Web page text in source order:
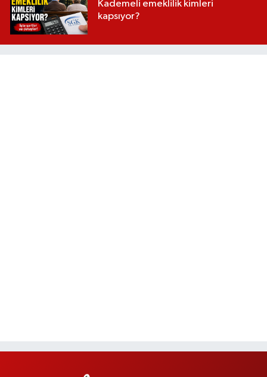
Kademeli emeklilik kimleri
kapsıyor?